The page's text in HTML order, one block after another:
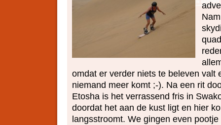
omdat er verder niets te beleven valt
niemand meer komt ;-). Na een rit
Etosha is het verrassend fris in
doordat het aan de kust ligt en hier
langsstroomt. We gingen even